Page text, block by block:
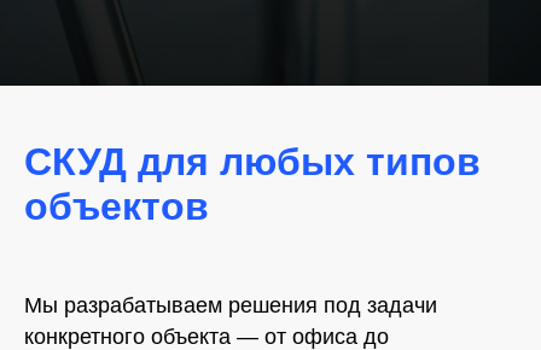
СКУД для любых типов
объектов
Мы разрабатываем решения под задачи
конкретного объекта — от офиса до